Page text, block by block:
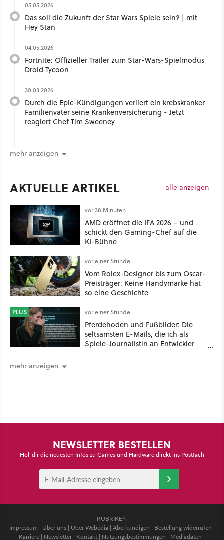
05.05.2026
Das soll die Zukunft der Star Wars Spiele sein? | mit
Hey Stan ​
04.05.2026
Fortnite: Offizieller Trailer zum Star-Wars-Spielmodus
Droid Tycoon
30.03.2026
Durch die Epic-Kündigungen verliert ein krebskranker
Familienvater seine Krankenversicherung - Jetzt
reagiert Chef Tim Sweeney
mehr anzeigen
AKTUELLE ARTIKEL alle anzeigen
vor 38 Minuten
AMD eröffnet die IFA 2026 – und
schickt den Gaming-Chef auf die
KI-Bühne
vor einer Stunde
Vom Rolex-Designer bis zum Oscar-
Preisträger: Keine Handymarke hat
so eine Geschichte
PLUS vor einer Stunde
Pferdehoden und Fußbilder: Die
seltsamsten E-Mails, die ich als
Spiele-Journalistin an Entwickler
mehr anzeigen
NEWSLETTER BESTELLEN
Hol' dir die neuesten Infos zu Games und Hardware direkt ins Postfach
RUBRIKEN
Impressum | Über uns| Über Webedia | Abo kündigen | Bestellung widerrufen |
Karriere | Newsletter | Kontakt | Nutzungsbestimmungen | Mediadaten |